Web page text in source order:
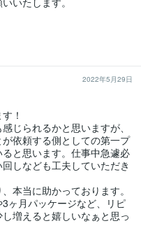
2022年5月29日
！
じられるかと思いますが、
依頼する側としての第一プ
と思います。仕事中急遽必
しなども工夫していただき
本当に助かっております。
ヶ月パッケージなど、リピ
増えると嬉しいなぁと思っ